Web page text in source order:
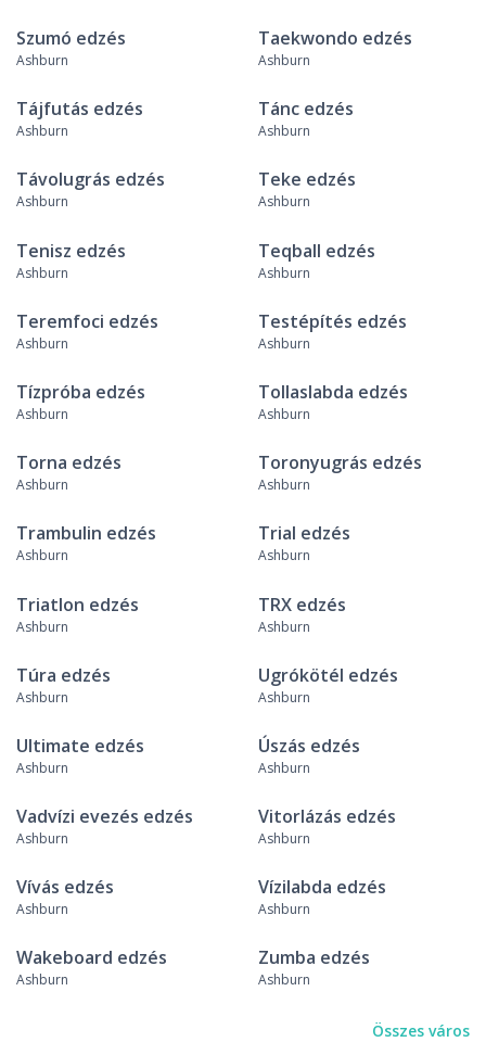
Szumó edzés
Ashburn
Taekwondo edzés
Ashburn
Tájfutás edzés
Ashburn
Tánc edzés
Ashburn
Távolugrás edzés
Ashburn
Teke edzés
Ashburn
Tenisz edzés
Ashburn
Teqball edzés
Ashburn
Teremfoci edzés
Ashburn
Testépítés edzés
Ashburn
Tízpróba edzés
Ashburn
Tollaslabda edzés
Ashburn
Torna edzés
Ashburn
Toronyugrás edzés
Ashburn
Trambulin edzés
Ashburn
Trial edzés
Ashburn
Triatlon edzés
Ashburn
TRX edzés
Ashburn
Túra edzés
Ashburn
Ugrókötél edzés
Ashburn
Ultimate edzés
Ashburn
Úszás edzés
Ashburn
Vadvízi evezés edzés
Ashburn
Vitorlázás edzés
Ashburn
Vívás edzés
Ashburn
Vízilabda edzés
Ashburn
Wakeboard edzés
Ashburn
Zumba edzés
Ashburn
Összes város